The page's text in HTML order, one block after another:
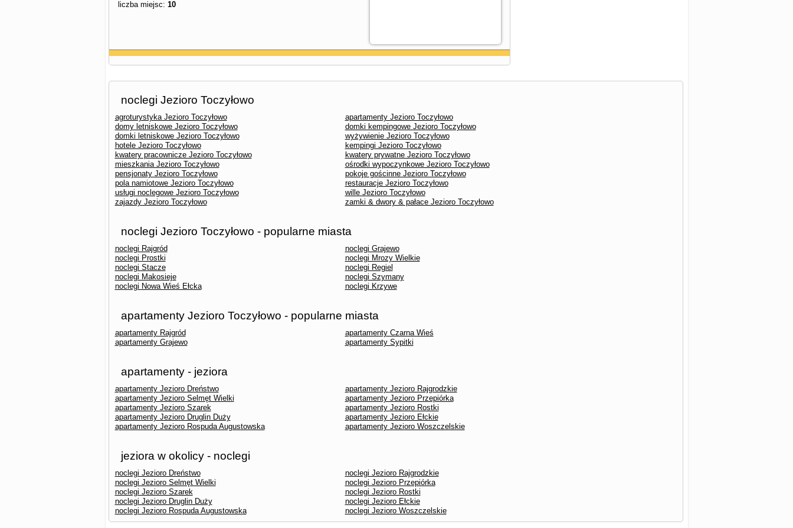
liczba miejsc: 10
noclegi Jezioro Toczyłowo
agroturystyka Jezioro Toczyłowo
apartamenty Jezioro Toczyłowo
domy letniskowe Jezioro Toczyłowo
domki kempingowe Jezioro Toczyłowo
domki letniskowe Jezioro Toczyłowo
wyżywienie Jezioro Toczyłowo
hotele Jezioro Toczyłowo
kempingi Jezioro Toczyłowo
kwatery pracownicze Jezioro Toczyłowo
kwatery prywatne Jezioro Toczyłowo
mieszkania Jezioro Toczyłowo
ośrodki wypoczynkowe Jezioro Toczyłowo
pensjonaty Jezioro Toczyłowo
pokoje gościnne Jezioro Toczyłowo
pola namiotowe Jezioro Toczyłowo
restauracje Jezioro Toczyłowo
usługi noclegowe Jezioro Toczyłowo
wille Jezioro Toczyłowo
zajazdy Jezioro Toczyłowo
zamki & dwory & pałace Jezioro Toczyłowo
noclegi Jezioro Toczyłowo - popularne miasta
noclegi Rajgród
noclegi Grajewo
noclegi Prostki
noclegi Mrozy Wielkie
noclegi Stacze
noclegi Regiel
noclegi Makosieje
noclegi Szymany
noclegi Nowa Wieś Ełcka
noclegi Krzywe
apartamenty Jezioro Toczyłowo - popularne miasta
apartamenty Rajgród
apartamenty Czarna Wieś
apartamenty Grajewo
apartamenty Sypitki
apartamenty - jeziora
apartamenty Jezioro Dreństwo
apartamenty Jezioro Rajgrodzkie
apartamenty Jezioro Selmęt Wielki
apartamenty Jezioro Przepiórka
apartamenty Jezioro Szarek
apartamenty Jezioro Rostki
apartamenty Jezioro Druglin Duży
apartamenty Jezioro Ełckie
apartamenty Jezioro Rospuda Augustowska
apartamenty Jezioro Woszczelskie
jeziora w okolicy - noclegi
noclegi Jezioro Dreństwo
noclegi Jezioro Rajgrodzkie
noclegi Jezioro Selmęt Wielki
noclegi Jezioro Przepiórka
noclegi Jezioro Szarek
noclegi Jezioro Rostki
noclegi Jezioro Druglin Duży
noclegi Jezioro Ełckie
noclegi Jezioro Rospuda Augustowska
noclegi Jezioro Woszczelskie